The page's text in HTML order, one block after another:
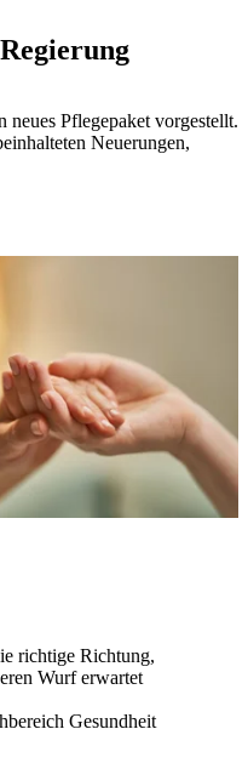
Pflegepaket vorgestellt.
Neuerungen,
richtige Richtung,
Wurf erwartet
Gesundheit